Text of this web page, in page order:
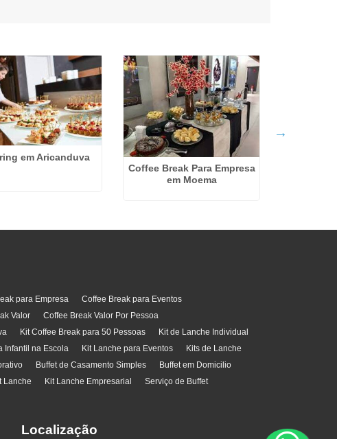
em Aricanduva
Coffee Break Para Empresa
em Moema
para Empresa
Coffee Break para Eventos
Valor
Coffee Break Valor Por Pessoa
Kit Coffee Break para 50 Pessoas
Kit de Lanche Individual
Infantil na Escola Kit Lanche para Eventos
Kits de Lanche
Buffet de Casamento Simples
Buffet em Domicilio
Lanche Kit Lanche Empresarial
Serviço de Buffet
Localização